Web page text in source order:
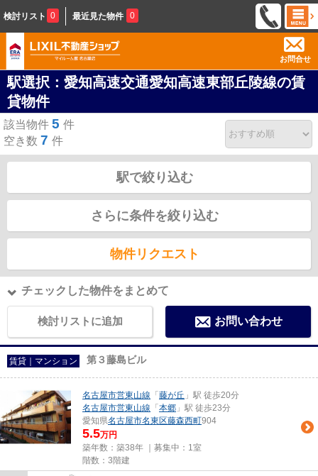
検討リスト 0 最近見た物件 0
お問合せ
駅選択：愛知高速交通愛知高速東部丘陵線の賃
貸物件
該当物件 5 件
空き数 7 件
駅で絞り込む
さらに条件を絞り込む
物件リクエスト
チェックした物件をまとめて
検討リストに追加 お問い合わせ
賃貸｜マンション 第３藤島ビル
名古屋市営東山線 「 藤が丘 」駅 徒歩20分
名古屋市営東山線 「 本郷 」駅 徒歩23分
愛知県名古屋市名東区藤森西町904
5.5万円
築年数：築38年 ｜募集中： 1室
階数：3階建